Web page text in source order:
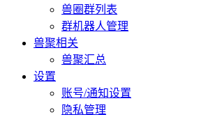
兽圈群列表
群机器人管理
兽聚相关
兽聚汇总
设置
账号/通知设置
隐私管理